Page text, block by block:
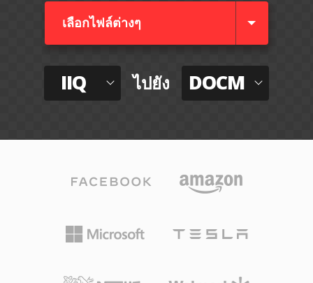
เลือกไฟล์ต่างๆ​
IIQ ไปยัง DOCM